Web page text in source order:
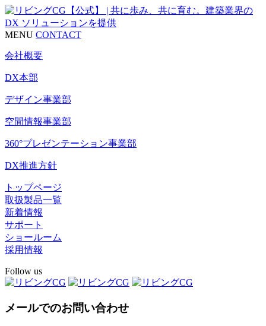
MENU CONTACT
会社概要
DX本部
デザイン事業部
空間情報事業部
360°プレゼンテーション事業部
DX推進方針
トップページ
取扱製品一覧
新着情報
サポート
ショールーム
採用情報
Follow us
メールでのお問い合わせ